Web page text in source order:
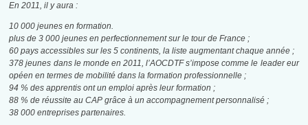
En 2011, il y aura :
10 000 jeunes en formation.
plus de 3 000 jeunes en perfectionnement sur le tour de France ;
60 pays accessibles sur les 5 continents, la liste augmentant chaque année ;
378 jeunes dans le monde en 2011, l’AOCDTF s’impose comme le leader eur
opéen en termes de mobilité dans la formation professionnelle ;
94 % des apprentis ont un emploi après leur formation ;
88 % de réussite au CAP grâce à un accompagnement personnalisé ;
38 000 entreprises partenaires.